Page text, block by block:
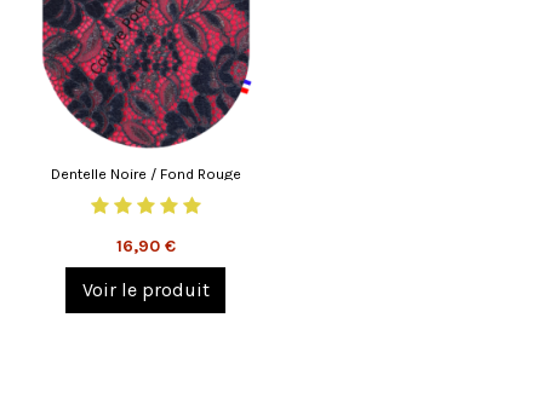
Dentelle Noire / Fond Rouge
16,90 €
Voir le produit